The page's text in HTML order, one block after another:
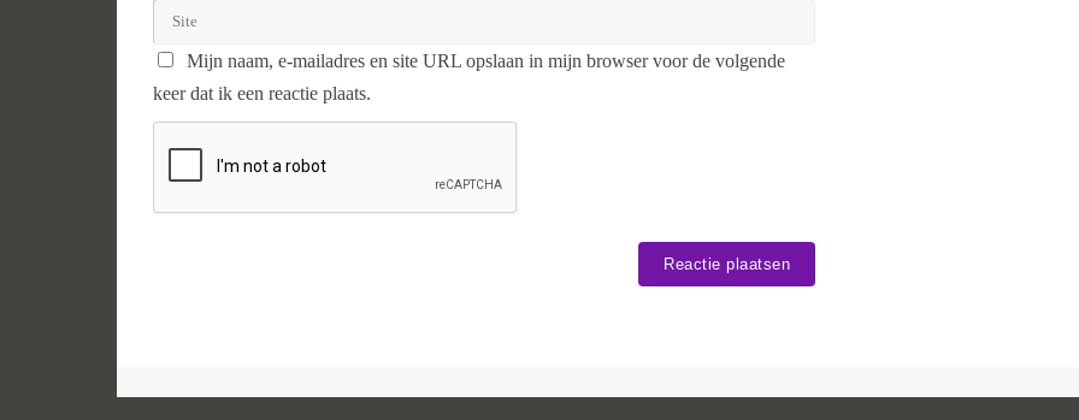
Mijn naam, e-mailadres en site URL opslaan in mijn browser voor de volgende
keer dat ik een reactie plaats.